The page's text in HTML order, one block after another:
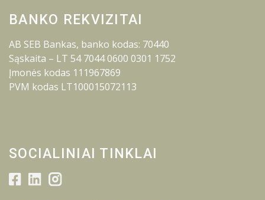
BANKO REKVIZITAI
AB SEB Bankas, banko kodas: 70440
Sąskaita – LT 54 7044 0600 0301 1752
Įmonės kodas 111967869
PVM kodas LT100015072113
SOCIALINIAI TINKLAI